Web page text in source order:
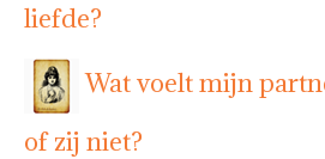
liefde?
Wat voelt mijn
of zij niet?